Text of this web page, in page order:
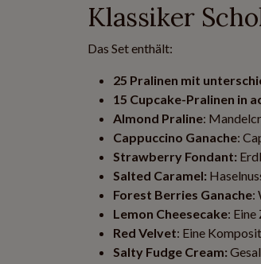
Klassiker
Das Set enthält:
25 Pralinen mit
15 Cupcake-Pralinen in
Almond Praline:
Cappuccino Ganache:
Strawberry Fondant:
Salted Caramel:
Forest Berries Ganache:
Lemon Cheesecake:
Red Velvet: Eine
Salty Fudge Cream: